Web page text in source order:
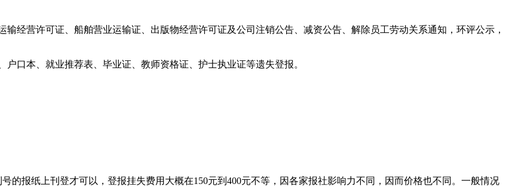
经营许可证、船舶营业运输证、出版物经营许可证及公司注销公告、减资公告、解除员工劳动关系通知，环评公示，
口本、就业推荐表、毕业证、教师资格证、护士执业证等遗失登报。
的报纸上刊登才可以，登报挂失费用大概在150元到400元不等，因各家报社影响力不同，因而价格也不同。一般情况